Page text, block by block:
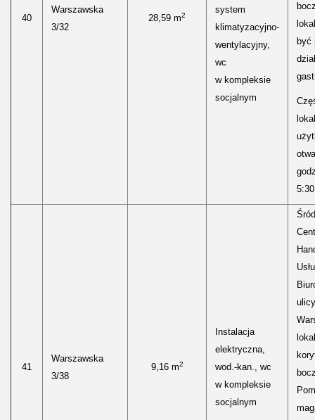
40
Warszawska
3/32
28,59 m2
system
klimatyzacyjno-
wentylacyjny,
wc
w kompleksie
socjalnym
być
41
Warszawska
3/38
9,16 m2
Instalacja
elektryczna,
wod.-kan., wc
w kompleksie
socjalnym
ulicy